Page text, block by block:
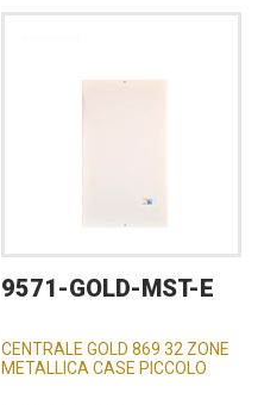
9571-GOLD-MST-E
CENTRALE GOLD 869 32 ZONE
METALLICA CASE PICCOLO